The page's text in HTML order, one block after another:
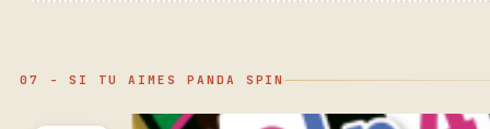
07 - SI TU AIMES PANDA SPIN